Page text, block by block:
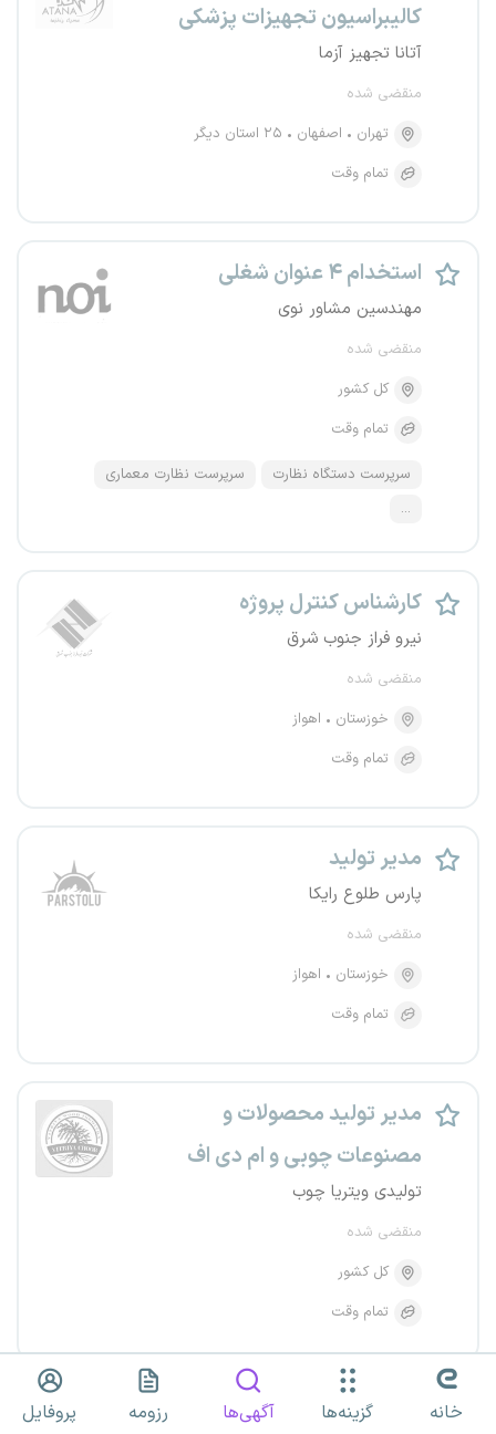
کالیبراسیون تجهیزات پزشکی
آتانا تجهیز آزما
منقضی شده
تهران
اصفهان
۲۵ استان دیگر
تمام وقت
استخدام ۴ عنوان شغلی
مهندسین مشاور نوی
منقضی شده
کل کشور
تمام وقت
سرپرست دستگاه نظارت
سرپرست نظارت معماری
...
کارشناس کنترل پروژه
نیرو فراز جنوب شرق
منقضی شده
خوزستان
اهواز
تمام وقت
مدیر تولید
پارس طلوع رایکا
منقضی شده
خوزستان
اهواز
تمام وقت
مدیر تولید محصولات و
مصنوعات چوبی و ام دی اف
تولیدی ویتریا چوب
منقضی شده
کل کشور
تمام وقت
استخدام ۳ عنوان شغلی خانه گزینه‌ها آگهی‌ها رزومه پروفایل